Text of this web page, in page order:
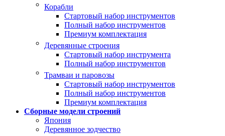
Корабли
Стартовый набор инструментов
Полный набор инструментов
Премиум комплектация
Деревянные строения
Стартовый набор инструмента
Полный набор инструментов
Трамваи и паровозы
Стартовый набор инструментов
Полный набор инструментов
Премиум комплектация
Сборные модели строений
Япония
Деревянное зодчество